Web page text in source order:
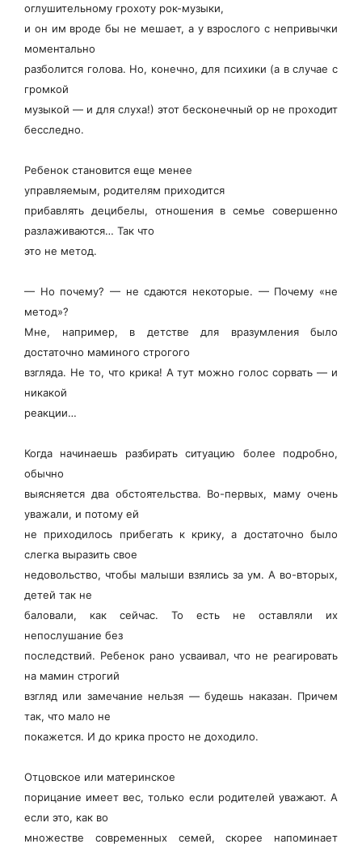
оглушительному грохоту рок-музыки,
и он им вроде бы не мешает, а у взрослого с непривычки
моментально
разболится голова. Но, конечно, для психики (а в случае с
громкой
музыкой — и для слуха!) этот бесконечный ор не проходит
бесследно.
Ребенок становится еще менее
управляемым, родителям приходится
прибавлять децибелы, отношения в семье совершенно
разлаживаются… Так что
это не метод.
— Но почему? — не сдаются некоторые. — Почему «не
метод»?
Мне, например, в детстве для вразумления было
достаточно маминого строгого
взгляда. Не то, что крика! А тут можно голос сорвать — и
никакой
реакции…
Когда начинаешь разбирать ситуацию более подробно,
обычно
выясняется два обстоятельства. Во-первых, маму очень
уважали, и потому ей
не приходилось прибегать к крику, а достаточно было
слегка выразить свое
недовольство, чтобы малыши взялись за ум. А во-вторых,
детей так не
баловали, как сейчас. То есть не оставляли их
непослушание без
последствий. Ребенок рано усваивал, что не реагировать
на мамин строгий
взгляд или замечание нельзя — будешь наказан. Причем
так, что мало не
покажется. И до крика просто не доходило.
Отцовское или материнское
порицание имеет вес, только если родителей уважают. А
если это, как во
множестве современных семей, скорее напоминает